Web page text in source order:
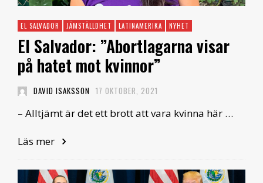
EL SALVADOR JÄMSTÄLLDHET LATINAMERIKA NYHET
El Salvador: ”Abortlagarna visar
på hatet mot kvinnor”
DAVID ISAKSSON 17 OKTOBER, 2021
– Alltjämt är det ett brott att vara kvinna här …
Läs mer